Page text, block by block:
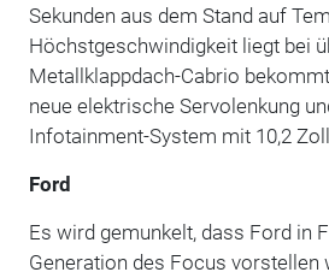
Sekunden aus dem Stand auf
Höchstgeschwindigkeit liegt bei
Metallklappdach-Cabrio
neue elektrische Servolenkung
Infotainment-System mit 10,2
Ford
Es wird gemunkelt, dass Ford in
Generation des Focus vorstellen